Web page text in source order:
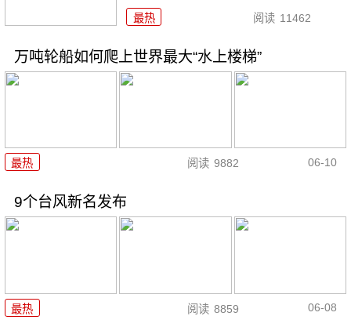
最热 阅读 11462
万吨轮船如何爬上世界最大“水上楼梯”
最热 阅读 9882 06-10
9个台风新名发布
最热 阅读 8859 06-08